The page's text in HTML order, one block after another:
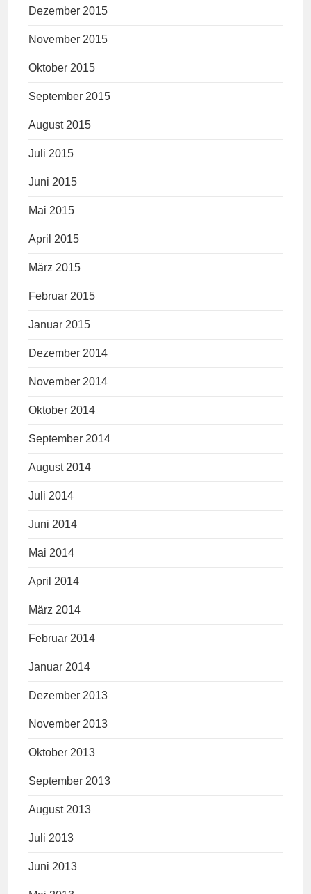
Dezember 2015
November 2015
Oktober 2015
September 2015
August 2015
Juli 2015
Juni 2015
Mai 2015
April 2015
März 2015
Februar 2015
Januar 2015
Dezember 2014
November 2014
Oktober 2014
September 2014
August 2014
Juli 2014
Juni 2014
Mai 2014
April 2014
März 2014
Februar 2014
Januar 2014
Dezember 2013
November 2013
Oktober 2013
September 2013
August 2013
Juli 2013
Juni 2013